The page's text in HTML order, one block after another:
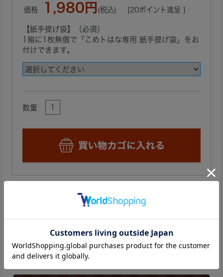
価格 1,980円 (税込) [20ポイント進呈 ]
【紙手提げ袋】（必須）
1箱に1枚無償で「こめトはな専用 紙手提げ袋」をお
付けできます。
数量